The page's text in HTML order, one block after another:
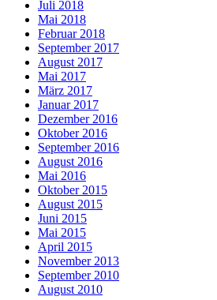
Juli 2018
Mai 2018
Februar 2018
September 2017
August 2017
Mai 2017
März 2017
Januar 2017
Dezember 2016
Oktober 2016
September 2016
August 2016
Mai 2016
Oktober 2015
August 2015
Juni 2015
Mai 2015
April 2015
November 2013
September 2010
August 2010